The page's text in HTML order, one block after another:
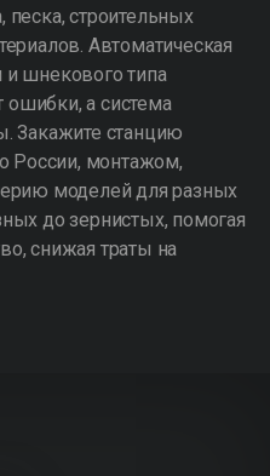
строительных
Автоматическая
шнекового типа
а система
Закажите станцию
России, монтажом,
моделей для разных
до зернистых, помогая
снижая траты на